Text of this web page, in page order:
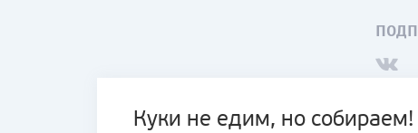
Куки не едим, но собираем!